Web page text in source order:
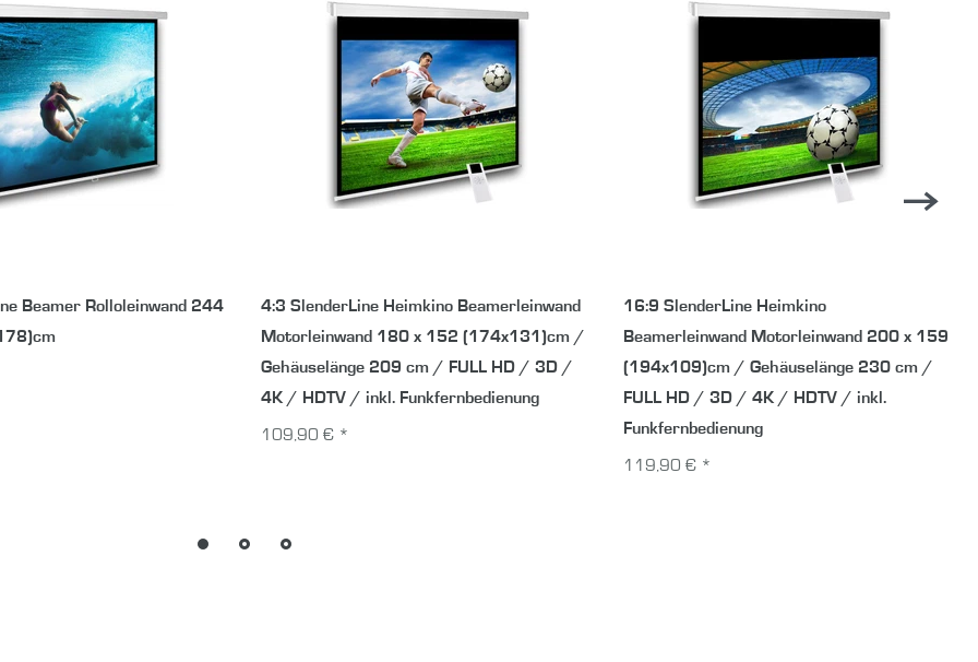
Beamer Rolloleinwand 244
4:3 SlenderLine Heimkino Beamerleinwand
Motorleinwand 180 x 152 (174x131)cm /
Gehäuselänge 209 cm / FULL HD / 3D /
4K / HDTV / inkl. Funkfernbedienung
109,90 € *
16:9 SlenderLine Heimkino
Beamerleinwand Motorleinwand 200 x 159
(194x109)cm / Gehäuselänge 230 cm /
FULL HD / 3D / 4K / HDTV / inkl.
Funkfernbedienung
119,90 € *